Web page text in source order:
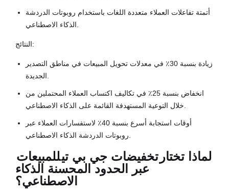
أتمتة تفاعلات العملاء متعددة اللغات باستخدام روبوتات الدردشة
الذكاء الاصطناعي.
النتائج:
زيادة بنسبة 30٪ في معدلات تحويل المبيعات في مناطق التصدير
الجديدة.
انخفاض بنسبة 25٪ في تكاليف اكتساب العملاء المحتملين من
خلال التوعية المستهدفة القائمة على الذكاء الاصطناعي.
أوقات استجابة أسرع بنسبة 40٪ لاستفسارات العملاء عبر
روبوتات الدردشة الذكاء الاصطناعي.
لماذا تختار تخفيضات جي بي تيللمبيعات
عبر الحدود المحسنة الذكاء
الاصطناعي؟